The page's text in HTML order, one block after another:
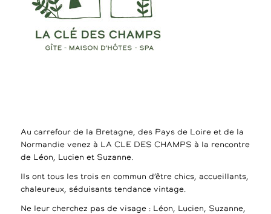
Au carrefour de la Bretagne, des Pays de Loire et de la
Normandie venez à LA CLE DES CHAMPS à la rencontre
de Léon, Lucien et Suzanne.
Ils ont tous les trois en commun d’être chics, accueillants,
chaleureux, séduisants tendance vintage.
Ne leur cherchez pas de visage : Léon, Lucien, Suzanne,